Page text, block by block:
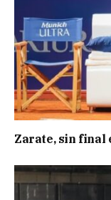
Zarate, sin final